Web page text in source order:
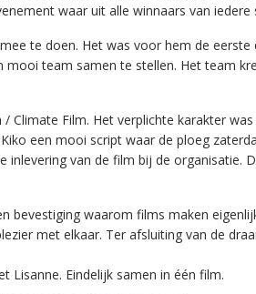
waar uit alle winnaars van
te doen. Het was voor hem de
team samen te stellen. Het team
Film. Het verplichte karakter
een mooi script waar de ploeg
van de film bij de
waarom films maken
met elkaar. Ter afsluiting van de
Eindelijk samen in één film.